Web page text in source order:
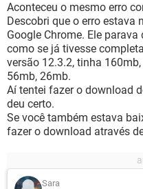
Aconteceu o mesmo erro
Descobri que o erro estava
Google Chrome. Ele
como se já tivesse
versão 12.3.2, tinha
56mb, 26mb.
Aí tentei fazer o download
deu certo.
Se você também estava
fazer o download através
Sara